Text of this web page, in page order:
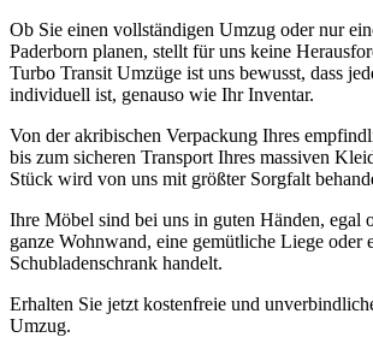
Ob Sie einen vollständigen Umzug oder nur
Paderborn planen, stellt für uns keine
Turbo Transit Umzüge ist uns bewusst, dass
individuell ist, genauso wie Ihr Inventar.
Von der akribischen Verpackung Ihres
bis zum sicheren Transport Ihres massiven
Stück wird von uns mit größter Sorgfalt
Ihre Möbel sind bei uns in guten Händen, egal
ganze Wohnwand, eine gemütliche Liege oder
Schubladenschrank handelt.
Erhalten Sie jetzt kostenfreie und
Umzug.